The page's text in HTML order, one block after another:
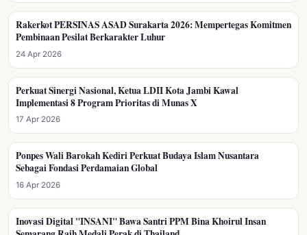
KARAKTER LUHUR
Rakerkot PERSINAS ASAD Surakarta 2026: Mempertegas Komitmen
Pembinaan Pesilat Berkarakter Luhur
24 Apr 2026
KARAKTER LUHUR
Perkuat Sinergi Nasional, Ketua LDII Kota Jambi Kawal
Implementasi 8 Program Prioritas di Munas X
17 Apr 2026
KARAKTER LUHUR
Ponpes Wali Barokah Kediri Perkuat Budaya Islam Nusantara
Sebagai Fondasi Perdamaian Global
16 Apr 2026
KARAKTER LUHUR
Inovasi Digital "INSANI" Bawa Santri PPM Bina Khoirul Insan